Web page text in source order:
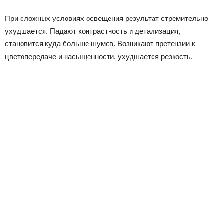
При сложных условиях освещения результат стремительно
ухудшается. Падают контрастность и детализация,
становится куда больше шумов. Возникают претензии к
цветопередаче и насыщенности, ухудшается резкость.